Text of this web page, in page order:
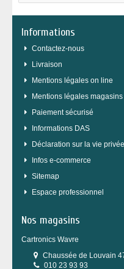
Informations
Contactez-nous
Livraison
Mentions légales on line
Mentions légales magasins
Paiement sécurisé
Informations DAS
Déclaration sur la vie privée
Infos e-commerce
sitemap
Espace professionnel
Nos magasins
Cartronics Wavre
Chaussée de Louvain
010 23 93 93